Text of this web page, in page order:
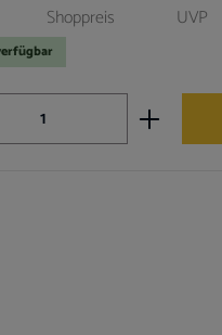
Shoppreis UVP
Anzahl: Gib den